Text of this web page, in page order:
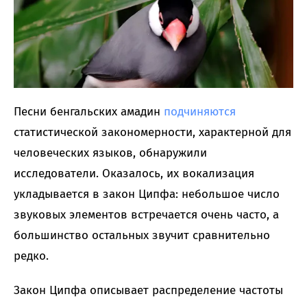
Песни бенгальских амадин подчиняются
статистической закономерности, характерной для
человеческих языков, обнаружили
исследователи. Оказалось, их вокализация
укладывается в закон Ципфа: небольшое число
звуковых элементов встречается очень часто, а
большинство остальных звучит сравнительно
редко.
Закон Ципфа описывает распределение частоты